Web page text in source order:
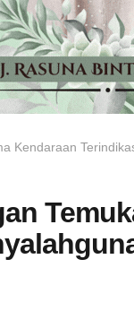
Kendaraan